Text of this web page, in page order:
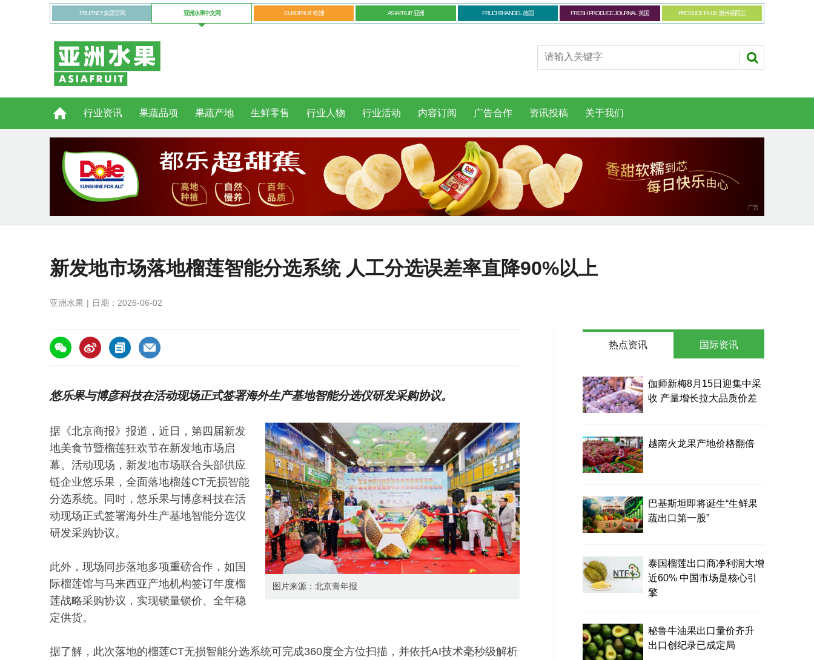
FRUITNET 集团官网 亚洲水果中文网 EUROFRUIT 欧洲 ASIAFRUIT 亚洲 FRUCHTHANDEL 德国 FRESH PRODUCE JOURNAL 英国 PRODUCE PLUS 澳洲-新西兰
行业资讯 果蔬品项 果蔬产地 生鲜零售 行业人物 行业活动 内容订阅 广告合作 资讯投稿 关于我们
新发地市场落地榴莲智能分选系统 人工分选误差率直降90%以上
亚洲水果 日期：2026-06-02
https://asiafruitchina.net/32096.html
悠乐果与博彦科技在活动现场正式签署海外生产基地智能分选仪研发采购协议。
图片来源：北京青年报
据《北京商报》报道，近日，第四届新发
地美食节暨榴莲狂欢节在新发地市场启
幕。活动现场，新发地市场联合头部供应
链企业悠乐果，全面落地榴莲CT无损智能
分选系统。同时，悠乐果与博彦科技在活
动现场正式签署海外生产基地智能分选仪
研发采购协议。
此外，现场同步落地多项重磅合作，如国
际榴莲馆与马来西亚产地机构签订年度榴
莲战略采购协议，实现锁量锁价、全年稳
定供货。
据了解，此次落地的榴莲CT无损智能分选系统可完成360度全方位扫描，并依托AI技术毫秒级解析
热点资讯
伽师新梅8月15日迎集中采
收 产量增长拉大品质价差
越南火龙果产地价格翻倍
巴基斯坦即将诞生“生鲜果
蔬出口第一股”
泰国榴莲出口商净利润大增
近60% 中国市场是核心引
擎
秘鲁牛油果出口量价齐升
出口创纪录已成定局
国际资讯